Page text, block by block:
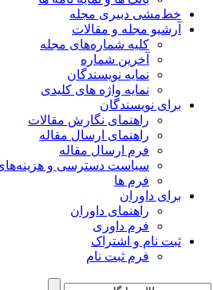
خط‌مشی دبیری مجله
آرشیو مجله و مقالات
کلیه شماره‌های مجله
آخرین شماره
نمایه نویسندگان
نمایه واژه های کلیدی
برای نویسندگان
راهنمای نگارش مقالات
راهنمای ارسال مقاله
فرم ارسال مقاله
سیاست دسترسی و هزینه‌های
فرم ها
برای داوران
راهنمای داوران
فرم داوری
ثبت نام و اشتراک
فرم ثبت نام